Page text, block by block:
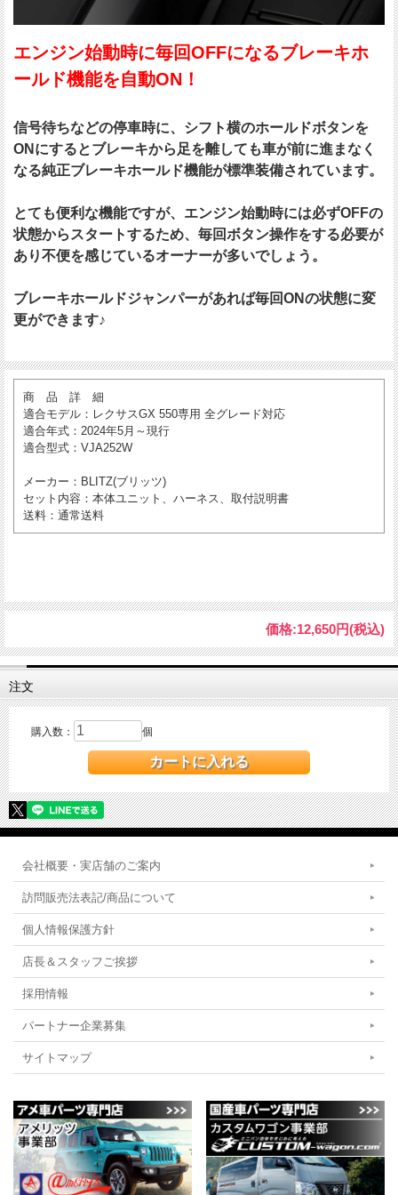
エンジン始動時に毎回OFFになるブレーキホ
ールド機能を自動ON！
信号待ちなどの停車時に、シフト横のホールドボタンを
ONにするとブレーキから足を離しても車が前に進まなく
なる純正ブレーキホールド機能が標準装備されています。
とても便利な機能ですが、エンジン始動時には必ずOFFの
状態からスタートするため、毎回ボタン操作をする必要が
あり不便を感じているオーナーが多いでしょう。
ブレーキホールドジャンパーがあれば毎回ONの状態に変
更ができます♪
商 品 詳 細
適合モデル ：レクサスGX 550専用 全グレード対応
適合年式 ：2024年5月～現行
適合型式 ：VJA252W
メーカー ：BLITZ(ブリッツ)
セット内容 ：本体ユニット、ハーネス、取付説明書
送料 ：通常送料
価格:12,650円(税込)
注文
購入数： 個
会社概要・実店舗のご案内
訪問販売法表記/商品について
個人情報保護方針
店長＆スタッフご挨拶
採用情報
パートナー企業募集
サイトマップ